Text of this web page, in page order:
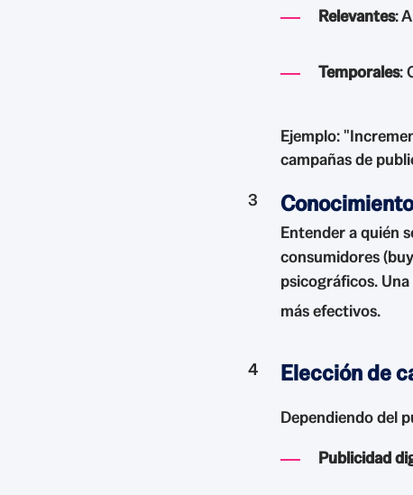
Relevantes:
Temporales:
Ejemplo:
campañas de
Entender a quién
consumidores
psicográficos.
más efectivos.
Elección de
Dependiendo del
Publicidad